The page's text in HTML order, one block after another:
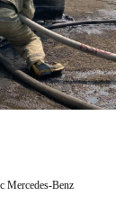
Mercedes-Benz